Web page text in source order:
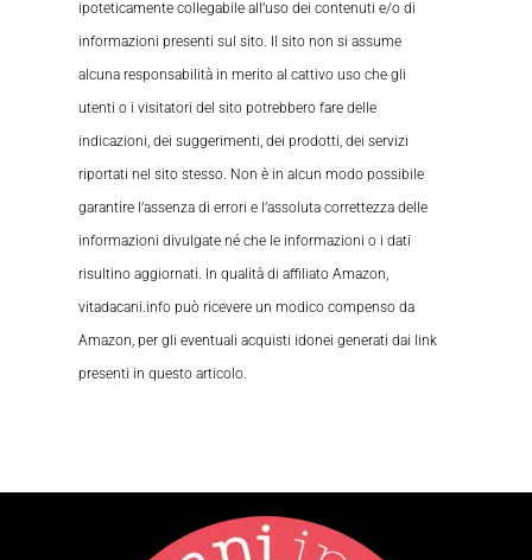
ipoteticamente collegabile all’uso dei contenuti e/o di
informazioni presenti sul sito. Il sito non si assume
alcuna responsabilità in merito al cattivo uso che gli
utenti o i visitatori del sito potrebbero fare delle
indicazioni, dei suggerimenti, dei prodotti, dei servizi
riportati nel sito stesso. Non è in alcun modo possibile
garantire l’assenza di errori e l’assoluta correttezza delle
informazioni divulgate né che le informazioni o i dati
risultino aggiornati. In qualità di affiliato Amazon,
vitadacani.info può ricevere un modico compenso da
Amazon, per gli eventuali acquisti idonei generati dai link
presenti in questo articolo.